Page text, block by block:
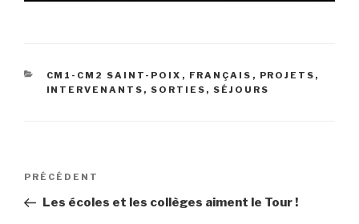
CATÉGORIES
CM1-CM2 SAINT-POIX , FRANÇAIS , PROJETS,
INTERVENANTS, SORTIES, SÉJOURS
Navigation
l’article
Article
précédent
PRÉCÉDENT
Les écoles et les collèges aiment le Tour !